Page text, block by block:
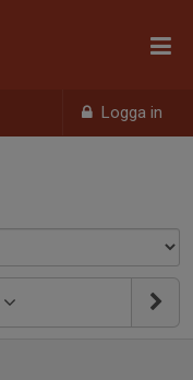
Logga in